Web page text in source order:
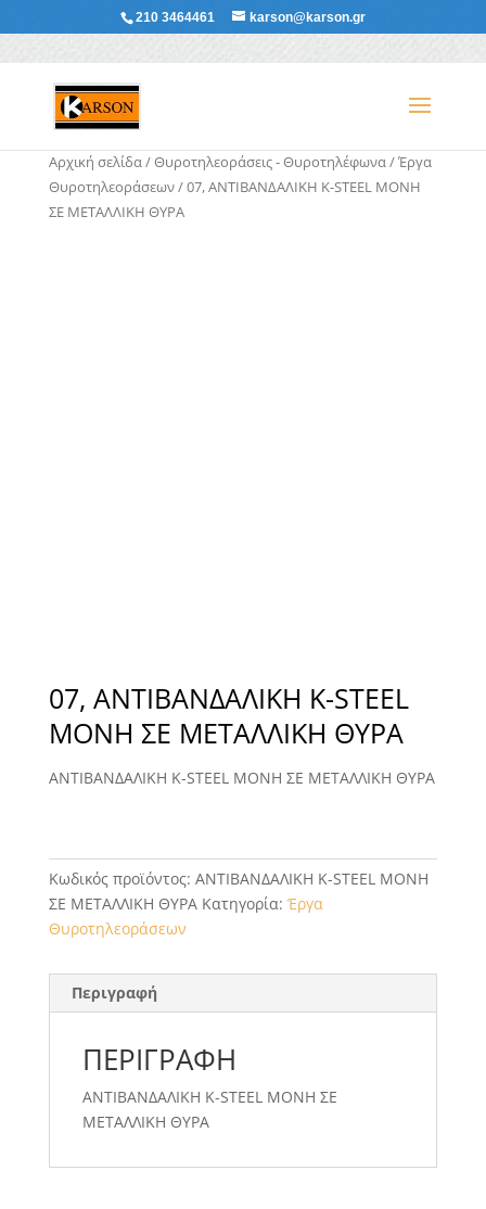
210 3464461 karson@karson.gr
Αρχική σελίδα/Θυροτηλεοράσεις - Θυροτηλέφωνα/Έργα
Θυροτηλεοράσεων/ 07, ΑΝΤΙΒΑΝΔΑΛΙΚΗ K-STEEL ΜΟΝΗ
ΣΕ ΜΕΤΑΛΛΙΚΗ ΘΥΡΑ
07, ΑΝΤΙΒΑΝΔΑΛΙΚΗ K-STEEL
ΜΟΝΗ ΣΕ ΜΕΤΑΛΛΙΚΗ ΘΥΡΑ
ΑΝΤΙΒΑΝΔΑΛΙΚΗ K-STEEL ΜΟΝΗ ΣΕ ΜΕΤΑΛΛΙΚΗ ΘΥΡΑ
Κωδικός προϊόντος: ΑΝΤΙΒΑΝΔΑΛΙΚΗ K-STEEL ΜΟΝΗ
ΣΕ ΜΕΤΑΛΛΙΚΗ ΘΥΡΑ Κατηγορία: Έργα
Θυροτηλεοράσεων
Περιγραφή
ΠΕΡΙΓΡΑΦΉ
ΑΝΤΙΒΑΝΔΑΛΙΚΗ K-STEEL ΜΟΝΗ ΣΕ
ΜΕΤΑΛΛΙΚΗ ΘΥΡΑ